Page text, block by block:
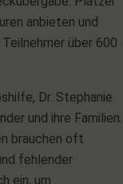
anbieten und
über 600
Dr. Stephanie
und ihre Familien.
brauchen oft
fehlender
ein, um